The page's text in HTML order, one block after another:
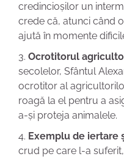
credincioșilor un
crede că, atunci când
ajută în momente
Ocrotitorul
secolelor, Sfântul
ocrotitor al
roagă la el pentru a
a-și proteja animalele.
Exemplu de iertare
crud pe care l-a